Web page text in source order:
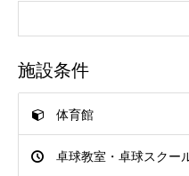
施設条件
体育館
卓球教室・卓球スクー